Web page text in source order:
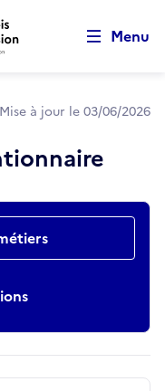
principal
Menu
Mise à jour le 03/06/2026